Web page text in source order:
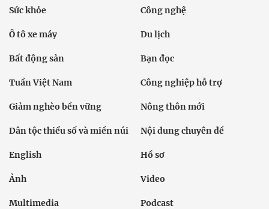
Sức khỏe Công nghệ
Ô tô xe máy Du lịch
Bất động sản Bạn đọc
Tuần Việt Nam Công nghiệp hỗ trợ
Giảm nghèo bền vững Nông thôn mới
Dân tộc thiểu số và miền núi Nội dung chuyên đề
English Hồ sơ
Ảnh Video
Multimedia Podcast